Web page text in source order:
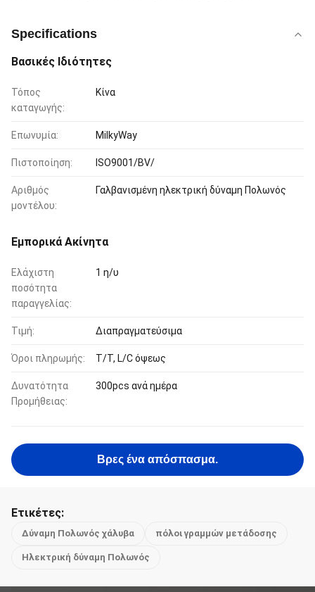
Specifications
Βασικές Ιδιότητες
Τόπος
καταγωγής:
Κίνα
Επωνυμία: MilkyWay
Πιστοποίηση: ISO9001/BV/
Αριθμός
μοντέλου:
Γαλβανισμένη ηλεκτρική δύναμη Πολωνός
Εμπορικά Ακίνητα
Ελάχιστη
ποσότητα
παραγγελίας:
1 η/υ
Τιμή: Διαπραγματεύσιμα
Όροι πληρωμής: T/T, L/C όψεως
Δυνατότητα
Προμήθειας:
300pcs ανά ημέρα
Βρες ένα απόσπασμα.
Ετικέτες:
Δύναμη Πολωνός χάλυβα πόλοι γραμμών μετάδοσης
Ηλεκτρική δύναμη Πολωνός